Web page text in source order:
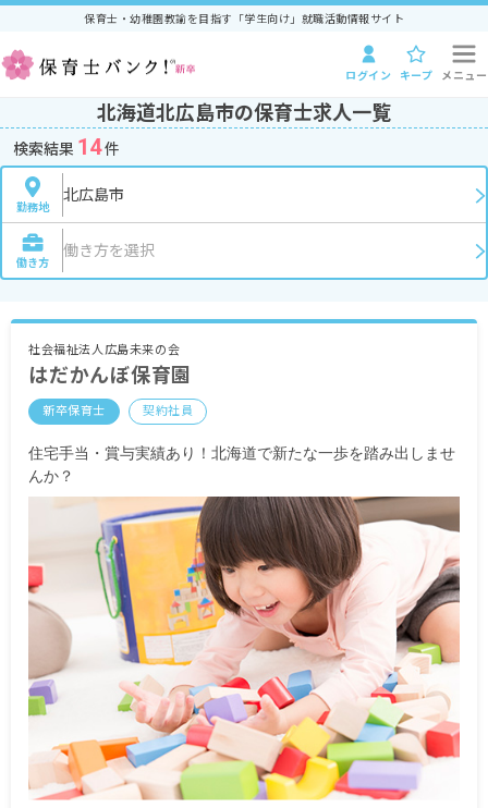
保育士・幼稚園教諭を目指す「学生向け」就職活動情報サイト
ログイン キープ メニュー
北海道北広島市の保育士求人一覧
検索結果 14件
勤務地
北広島市
働き方
働き方を選択
社会福祉法人広島未来の会
はだかんぼ保育園
新卒保育士 契約社員
住宅手当・賞与実績あり！北海道で新たな一歩を踏み出しませ
んか？